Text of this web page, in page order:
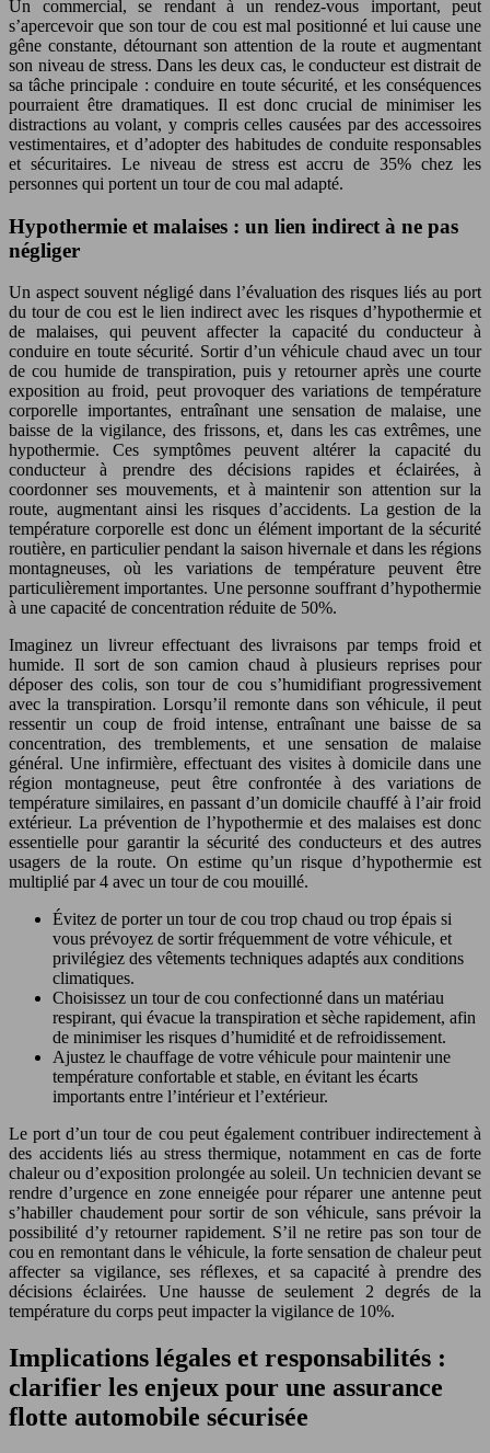
Un commercial, se rendant à un rendez-vous important, peut
s’apercevoir que son tour de cou est mal positionné et lui cause une
gêne constante, détournant son attention de la route et augmentant
son niveau de stress. Dans les deux cas, le conducteur est distrait de
sa tâche principale : conduire en toute sécurité, et les conséquences
pourraient être dramatiques. Il est donc crucial de minimiser les
distractions au volant, y compris celles causées par des accessoires
vestimentaires, et d’adopter des habitudes de conduite responsables
et sécuritaires. Le niveau de stress est accru de 35% chez les
personnes qui portent un tour de cou mal adapté.
Hypothermie et malaises : un lien indirect à ne pas
négliger
Un aspect souvent négligé dans l’évaluation des risques liés au port
du tour de cou est le lien indirect avec les risques d’hypothermie et
de malaises, qui peuvent affecter la capacité du conducteur à
conduire en toute sécurité. Sortir d’un véhicule chaud avec un tour
de cou humide de transpiration, puis y retourner après une courte
exposition au froid, peut provoquer des variations de température
corporelle importantes, entraînant une sensation de malaise, une
baisse de la vigilance, des frissons, et, dans les cas extrêmes, une
hypothermie. Ces symptômes peuvent altérer la capacité du
conducteur à prendre des décisions rapides et éclairées, à
coordonner ses mouvements, et à maintenir son attention sur la
route, augmentant ainsi les risques d’accidents. La gestion de la
température corporelle est donc un élément important de la sécurité
routière, en particulier pendant la saison hivernale et dans les régions
montagneuses, où les variations de température peuvent être
particulièrement importantes. Une personne souffrant d’hypothermie
à une capacité de concentration réduite de 50%.
Imaginez un livreur effectuant des livraisons par temps froid et
humide. Il sort de son camion chaud à plusieurs reprises pour
déposer des colis, son tour de cou s’humidifiant progressivement
avec la transpiration. Lorsqu’il remonte dans son véhicule, il peut
ressentir un coup de froid intense, entraînant une baisse de sa
concentration, des tremblements, et une sensation de malaise
général. Une infirmière, effectuant des visites à domicile dans une
région montagneuse, peut être confrontée à des variations de
température similaires, en passant d’un domicile chauffé à l’air froid
extérieur. La prévention de l’hypothermie et des malaises est donc
essentielle pour garantir la sécurité des conducteurs et des autres
usagers de la route. On estime qu’un risque d’hypothermie est
multiplié par 4 avec un tour de cou mouillé.
Évitez de porter un tour de cou trop chaud ou trop épais si
vous prévoyez de sortir fréquemment de votre véhicule, et
privilégiez des vêtements techniques adaptés aux conditions
climatiques.
Choisissez un tour de cou confectionné dans un matériau
respirant, qui évacue la transpiration et sèche rapidement, afin
de minimiser les risques d’humidité et de refroidissement.
Ajustez le chauffage de votre véhicule pour maintenir une
température confortable et stable, en évitant les écarts
importants entre l’intérieur et l’extérieur.
Le port d’un tour de cou peut également contribuer indirectement à
des accidents liés au stress thermique, notamment en cas de forte
chaleur ou d’exposition prolongée au soleil. Un technicien devant se
rendre d’urgence en zone enneigée pour réparer une antenne peut
s’habiller chaudement pour sortir de son véhicule, sans prévoir la
possibilité d’y retourner rapidement. S’il ne retire pas son tour de
cou en remontant dans le véhicule, la forte sensation de chaleur peut
affecter sa vigilance, ses réflexes, et sa capacité à prendre des
décisions éclairées. Une hausse de seulement 2 degrés de la
température du corps peut impacter la vigilance de 10%.
Implications légales et responsabilités :
clarifier les enjeux pour une assurance
flotte automobile sécurisée